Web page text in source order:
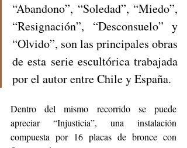
“Abandono”, “Soledad”, “Miedo”,
“Resignación”, “Desconsuelo” y
“Olvido”, son las principales obras
de esta serie escultórica trabajada
por el autor entre Chile y España.
Dentro del mismo recorrido se puede
apreciar “Injusticia”, una instalación
compuesta por 16 placas de bronce con